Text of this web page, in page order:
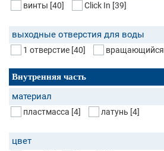
винты [40] Click In [39]
выходные отверстия для воды
1 отверстие [40] вращающийся
Внутренняя часть
материал
пластмасса [4] латунь [4]
цвет